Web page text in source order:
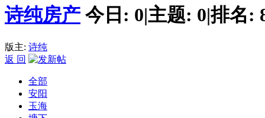
诗纯房产 今日: 0|主题: 0|排名:
版主: 诗纯
返 回
全部
安阳
玉海